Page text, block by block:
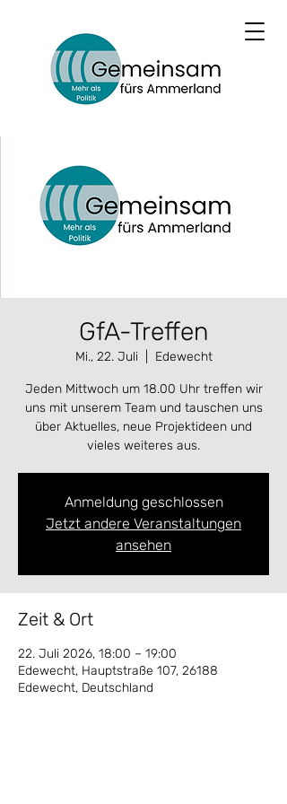
GfA-Treffen
Mi., 22. Juli
  |
Edewecht
Jeden Mittwoch um 18.00 Uhr treffen wir
uns mit unserem Team und tauschen uns
über Aktuelles, neue Projektideen und
vieles weiteres aus.
Anmeldung geschlossen
Jetzt andere Veranstaltungen
ansehen
Zeit & Ort
22. Juli 2026, 18:00 – 19:00
Edewecht, Hauptstraße 107, 26188
Edewecht, Deutschland